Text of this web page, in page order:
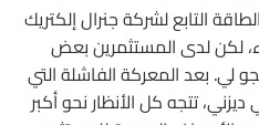
التابع لشركة جنرال إلكتريك
لكن لدى المستثمرين بعض
لي. بعد المعركة الفاشلة التي
تتجه كل الأنظار نحو أكبر